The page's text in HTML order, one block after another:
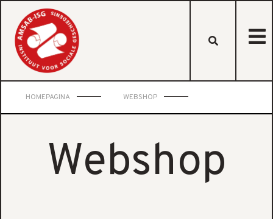
HOMEPAGINA WEBSHOP
Webshop